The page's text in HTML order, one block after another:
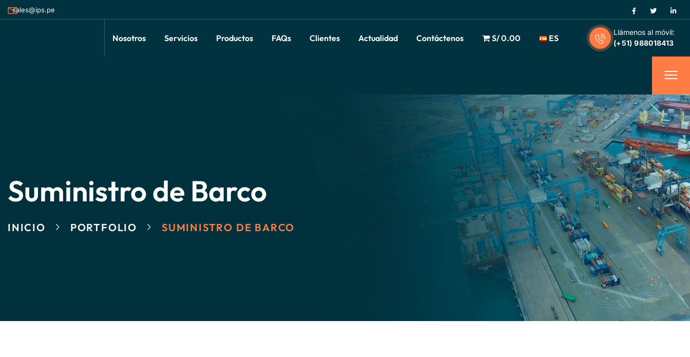
sales@ips.pe
Nosotros Servicios Productos FAQs Clientes Actualidad Contáctenos S/ 0.00 ES
Llámenos al móvil:
(+51) 988018413
Suministro de Barco
INICIO PORTFOLIO SUMINISTRO DE BARCO